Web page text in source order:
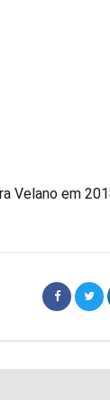
Velano em